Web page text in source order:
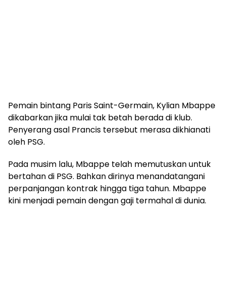
Pemain bintang Paris Saint-Germain, Kylian Mbappe
dikabarkan jika mulai tak betah berada di klub.
Penyerang asal Prancis tersebut merasa dikhianati
oleh PSG.
Pada musim lalu, Mbappe telah memutuskan untuk
bertahan di PSG. Bahkan dirinya menandatangani
perpanjangan kontrak hingga tiga tahun. Mbappe
kini menjadi pemain dengan gaji termahal di dunia.